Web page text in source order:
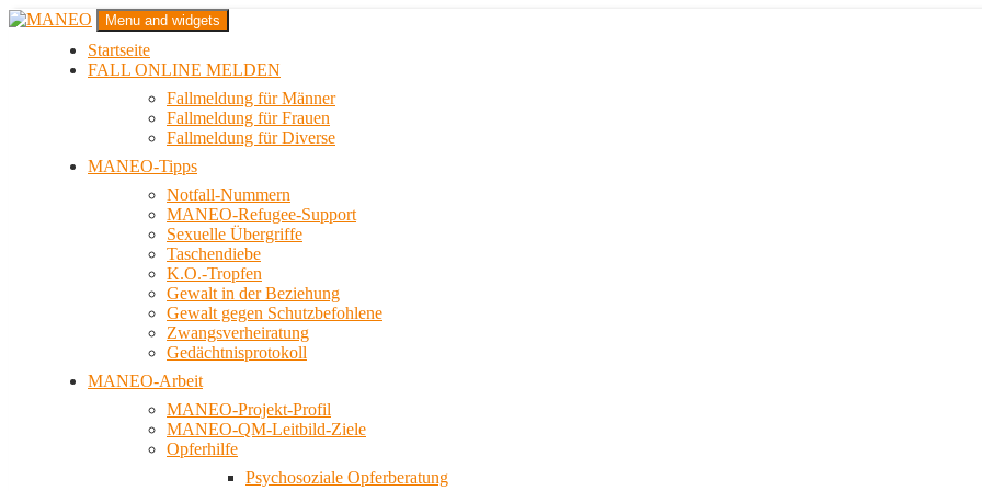
Zum
MANEO
Das schwule Anti-Gewalt-Projekt in Berlin
Menu and widgets
Startseite
FALL ONLINE MELDEN
Fallmeldung für Männer
Fallmeldung für Frauen
Fallmeldung für Diverse
MANEO-Tipps
Notfall-Nummern
MANEO-Refugee-Support
Sexuelle Übergriffe
Taschendiebe
K.O.-Tropfen
Gewalt in der Beziehung
Gewalt gegen Schutzbefohlene
Zwangsverheiratung
Gedächtnisprotokoll
MANEO-Arbeit
MANEO-Projekt-Profil
MANEO-QM-Leitbild-Ziele
Opferhilfe
Psychosoziale Opferberatung